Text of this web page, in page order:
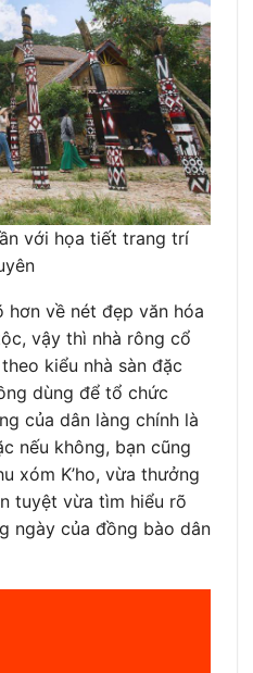
với họa tiết trang trí
hơn về nét đẹp văn hóa
vậy thì nhà rông cổ
kiểu nhà sàn đặc
dùng để tổ chức
của dân làng chính là
nếu không, bạn cũng
xóm K’ho, vừa thưởng
tuyệt vừa tìm hiểu rõ
ngày của đồng bào dân